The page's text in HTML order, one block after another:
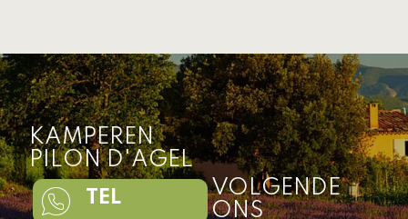
KAMPEREN
PILON D'AGEL
TEL
VOLGENDE
ONS